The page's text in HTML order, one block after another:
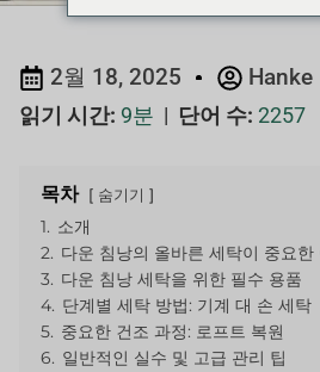
2월 18, 2025 Hanke
읽기 시간: 9분 | 단어 수: 2257
목차 숨기기
1. 소개
2. 다운 침낭의 올바른 세탁이 중요한
3. 다운 침낭 세탁을 위한 필수 용품
4. 단계별 세탁 방법: 기계 대 손 세탁
5. 중요한 건조 과정: 로프트 복원
6. 일반적인 실수 및 고급 관리 팁